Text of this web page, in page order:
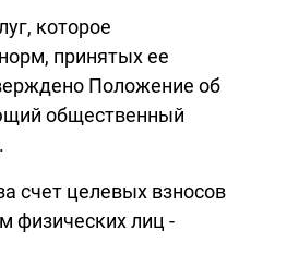
которое
принятых ее
Положение об
общественный
счет целевых взносов
физических лиц -